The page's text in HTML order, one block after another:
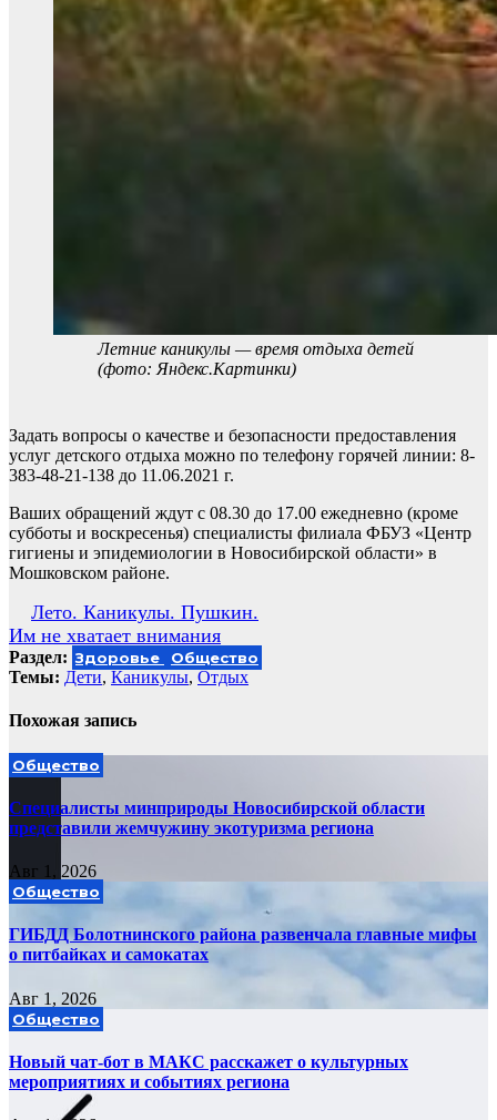
Летние каникулы — время отдыха детей
(фото: Яндекс.Картинки)
Задать вопросы о качестве и безопасности предоставления
услуг детского отдыха можно по телефону горячей линии: 8-
383-48-21-138 до 11.06.2021 г.
Ваших обращений ждут с 08.30 до 17.00 ежедневно (кроме
субботы и воскресенья) специалисты филиала ФБУЗ «Центр
гигиены и эпидемиологии в Новосибирской области» в
Мошковском районе.
Навигация
по
записям
Лето. Каникулы. Пушкин.
Им не хватает внимания
Раздел: Здоровье Общество
Темы: Дети, Каникулы, Отдых
Похожая запись
Общество
Специалисты минприроды Новосибирской области
представили жемчужину экотуризма региона
Авг 1, 2026
Общество
ГИБДД Болотнинского района развенчала главные мифы
о питбайках и самокатах
Авг 1, 2026
Общество
Новый чат-бот в МАКС расскажет о культурных
мероприятиях и событиях региона